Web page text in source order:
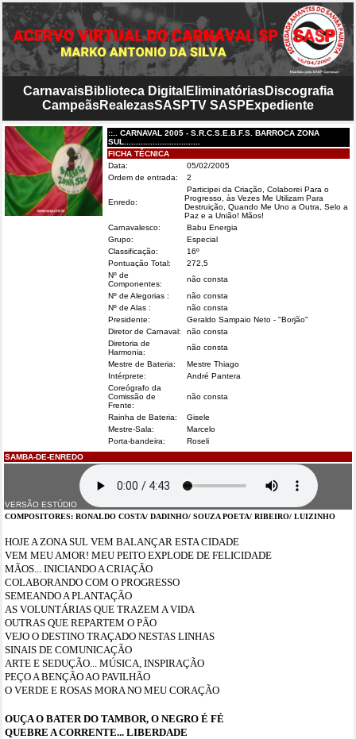
CarnavaisBiblioteca Digital EliminatóriasDiscografia
CampeãsRealezasSASPTV SASP Expediente
::.. CARNAVAL 2005 - S.R.C.S.E.B.F.S. BARROCA ZONA
SUL................................
FICHA TÉCNICA
Data:
05/02/2005
Ordem de entrada:
2
Enredo:
Participei da Criação, Colaborei Para o
Progresso, às Vezes Me Utilizam Para
Destruição, Quando Me Uno a Outra, Selo a
Paz e a União! Mãos!
Carnavalesco:
Babu Energia
Grupo:
Especial
Classificação:
16º
Pontuação Total:
272,5
Nº de
Componentes:
não consta
Nº de Alegorias :
não consta
Nº de Alas :
não consta
Presidente:
Geraldo Sampaio Neto - "Borjão"
Diretor de Carnaval:
não consta
Diretoria de
Harmonia:
não consta
Mestre de Bateria:
Mestre Thiago
Intérprete:
André Pantera
Coreógrafo da
Comissão de
Frente:
não consta
Rainha de Bateria:
Gisele
Mestre-Sala:
Marcelo
Porta-bandeira:
Roseli
SAMBA-DE-ENREDO
VERSÃO ESTÚDIO
COMPOSITORES: RONALDO COSTA/ DADINHO/ SOUZA POETA/ RIBEIRO/ LUIZINHO
HOJE A ZONA SUL VEM BALANÇAR ESTA CIDADE
VEM MEU AMOR! MEU PEITO EXPLODE DE FELICIDADE
MÃOS... INICIANDO A CRIAÇÃO
COLABORANDO COM O PROGRESSO
SEMEANDO A PLANTAÇÃO
AS VOLUNTÁRIAS QUE TRAZEM A VIDA
OUTRAS QUE REPARTEM O PÃO
VEJO O DESTINO TRAÇADO NESTAS LINHAS
SINAIS DE COMUNICAÇÃO
ARTE E SEDUÇÃO... MÚSICA, INSPIRAÇÃO
PEÇO A BENÇÃO AO PAVILHÃO
O VERDE E ROSAS MORA NO MEU CORAÇÃO
OUÇA O BATER DO TAMBOR, O NEGRO É FÉ
QUEBRE A CORRENTE... LIBERDADE